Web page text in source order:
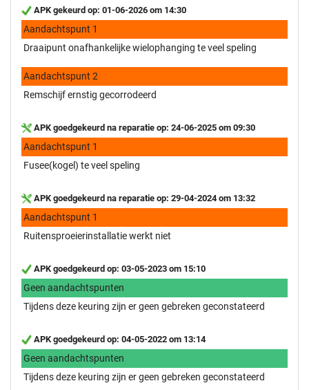
APK gekeurd op: 01-06-2026 om 14:30
Aandachtspunt 1
Draaipunt onafhankelijke wielophanging te veel speling
Aandachtspunt 2
Remschijf ernstig gecorrodeerd
APK goedgekeurd na reparatie op: 24-06-2025 om 09:30
Aandachtspunt 1
Fusee(kogel) te veel speling
APK goedgekeurd na reparatie op: 29-04-2024 om 13:32
Aandachtspunt 1
Ruitensproeierinstallatie werkt niet
APK goedgekeurd op: 03-05-2023 om 15:10
Geen aandachtspunten
Tijdens deze keuring zijn er geen gebreken geconstateerd
APK goedgekeurd op: 04-05-2022 om 13:14
Geen aandachtspunten
Tijdens deze keuring zijn er geen gebreken geconstateerd